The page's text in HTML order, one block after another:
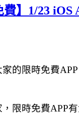
費】1/23
的限時免費
限時免費APP